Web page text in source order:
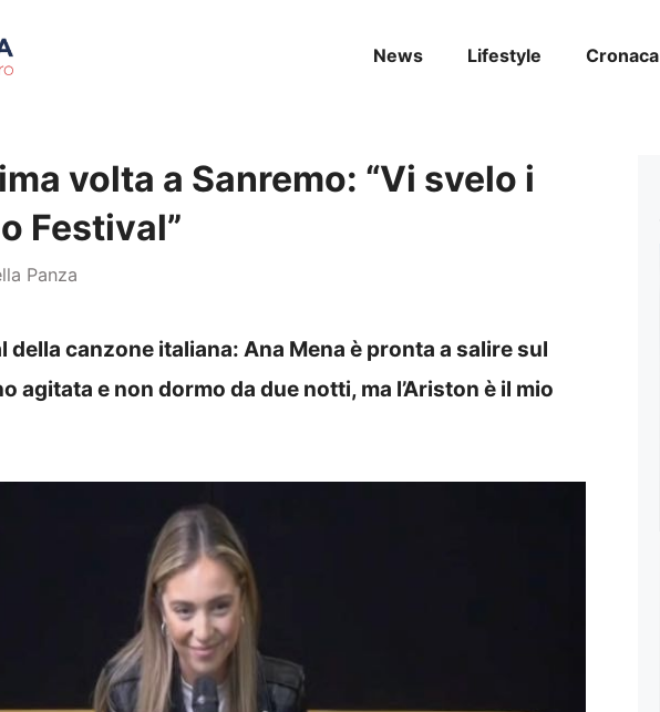
News Lifestyle Cronaca
volta a Sanremo: “Vi svelo i
Festival”
Panza
della canzone italiana: Ana Mena è pronta a salire sul
agitata e non dormo da due notti, ma l’Ariston è il mio